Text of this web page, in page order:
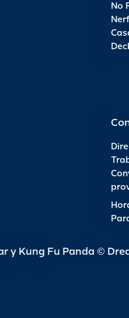
No
y Kung Fu Panda ©